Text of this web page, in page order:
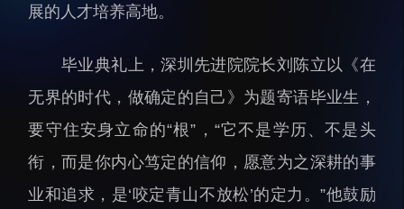
展的人才培养高地。
毕业典礼上，深圳先进院院长刘陈立以《在
无界的时代，做确定的自己》为题寄语毕业生，
要守住安身立命的“根”，“它不是学历、不是头
衔，而是你内心笃定的信仰，愿意为之深耕的事
业和追求，是‘咬定青山不放松’的定力。”他鼓励